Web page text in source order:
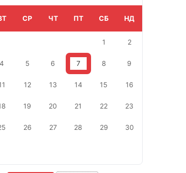
СР ЧТ ПТ СБ НД
1 2
4 5 6 7 8 9
12 13 14 15 16
19 20 21 22 23
26 27 28 29 30